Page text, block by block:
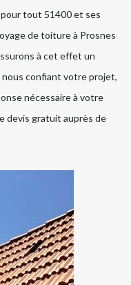
tout 51400 et ses
de toiture à Prosnes
à cet effet un
nous confiant votre projet,
nécessaire à votre
devis gratuit auprès de